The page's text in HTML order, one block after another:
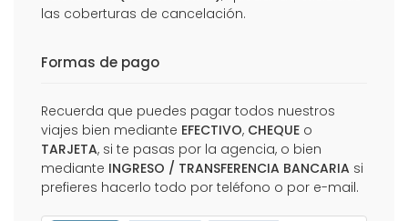
las coberturas de cancelación.
Formas de pago
Recuerda que puedes pagar todos nuestros
viajes bien mediante EFECTIVO, CHEQUE o
TARJETA, si te pasas por la agencia, o bien
mediante INGRESO / TRANSFERENCIA BANCARIA si
prefieres hacerlo todo por teléfono o por e-mail.